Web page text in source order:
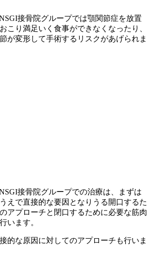
接骨院グループでは顎関節症を放置
こり満足いく食事ができなくなったり、
が変形して手術するリスクがあげられま
接骨院グループでの治療は、まずは
えで直接的な要因となりうる開口するた
アプローチと閉口するために必要な筋肉
います。
的な原因に対してのアプローチも行いま